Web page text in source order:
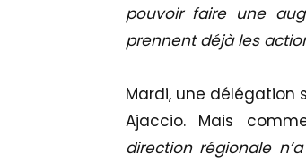
pouvoir faire une
prennent déjà les
Mardi, une
Ajaccio. Mais
direction régionale